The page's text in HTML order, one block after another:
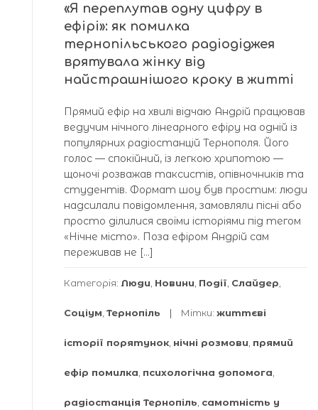
«Я переплутав одну цифру в
ефірі»: як помилка
тернопільського радіодіджея
врятувала жінку від
найстрашнішого кроку в житті
Прямий ефір на хвилі відчаю Андрій працював
ведучим нічного лінеарного ефіру на одній із
популярних радіостанцій Тернополя. Його
голос — спокійний, із легкою хрипотою —
щоночі розважав таксистів, опівночників та
студентів. Формат шоу був простим: люди
надсилали повідомлення, замовляли пісні або
просто ділилися своїми історіями під тегом
«Нічне місто». Поза ефіром Андрій сам
переживав не […]
Категорія: Люди Новини Події Слайдер
Соціум Тернопіль Мітки: життєві
історії порятунок нічні розмови прямий
ефір помилка психологічна допомога
радіостанція Тернопіль самотність у